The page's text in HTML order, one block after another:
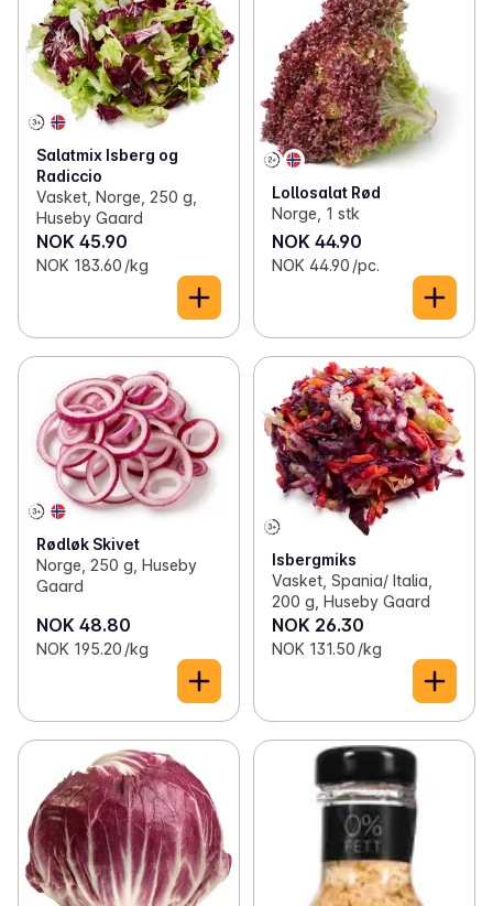
Salatmix Isberg og
Radiccio
Vasket, Norge, 250 g,
Huseby Gaard
NOK 45.90
NOK 183.60 /kg
Lollosalat Rød
Norge, 1 stk
NOK 44.90
NOK 44.90 /pc.
Rødløk Skivet
Norge, 250 g, Huseby
Gaard
NOK 48.80
NOK 195.20 /kg
Isbergmiks
Vasket, Spania/ Italia,
200 g, Huseby Gaard
NOK 26.30
NOK 131.50 /kg